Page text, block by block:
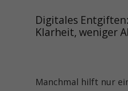
Digitales
Klarheit, weniger
Manchmal hilft nur